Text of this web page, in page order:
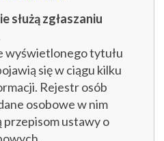
służą zgłaszaniu
wyświetlonego tytułu
się w ciągu kilku
Rejestr osób
osobowe w nim
ustawy o